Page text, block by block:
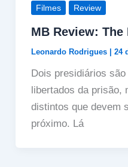
Filmes Review
MB Review: The
Leonardo Rodrigues 24
Dois presidiários
libertados da prisão,
distintos que devem
próximo. Lá